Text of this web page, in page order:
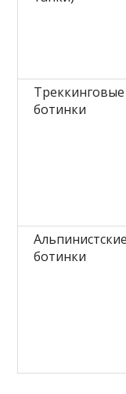
Треккинговые
ботинки
Альпинистские
ботинки